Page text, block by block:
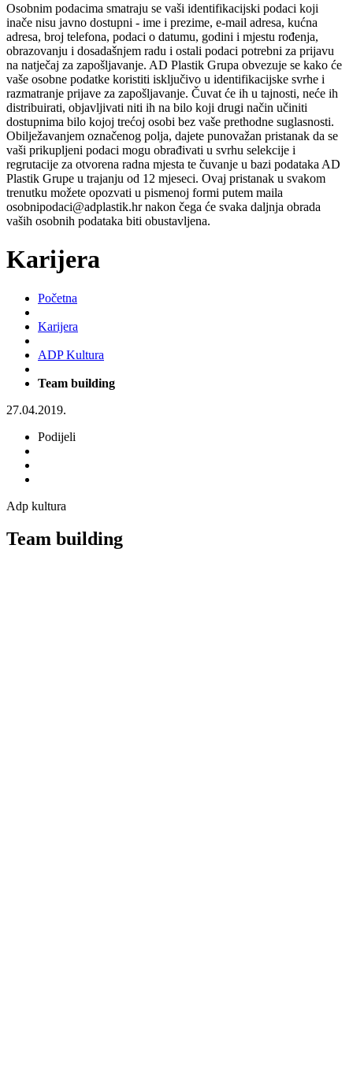
Osobnim podacima smatraju se vaši identifikacijski podaci koji
inače nisu javno dostupni - ime i prezime, e-mail adresa, kućna
adresa, broj telefona, podaci o datumu, godini i mjestu rođenja,
obrazovanju i dosadašnjem radu i ostali podaci potrebni za prijavu
na natječaj za zapošljavanje. AD Plastik Grupa obvezuje se kako će
vaše osobne podatke koristiti isključivo u identifikacijske svrhe i
razmatranje prijave za zapošljavanje. Čuvat će ih u tajnosti, neće ih
distribuirati, objavljivati niti ih na bilo koji drugi način učiniti
dostupnima bilo kojoj trećoj osobi bez vaše prethodne suglasnosti.
Obilježavanjem označenog polja, dajete punovažan pristanak da se
vaši prikupljeni podaci mogu obrađivati u svrhu selekcije i
regrutacije za otvorena radna mjesta te čuvanje u bazi podataka AD
Plastik Grupe u trajanju od 12 mjeseci. Ovaj pristanak u svakom
trenutku možete opozvati u pismenoj formi putem maila
osobnipodaci@adplastik.hr nakon čega će svaka daljnja obrada
vaših osobnih podataka biti obustavljena.
Karijera
Početna
Karijera
ADP Kultura
Team building
27.04.2019.
Podijeli
Adp kultura
Team building